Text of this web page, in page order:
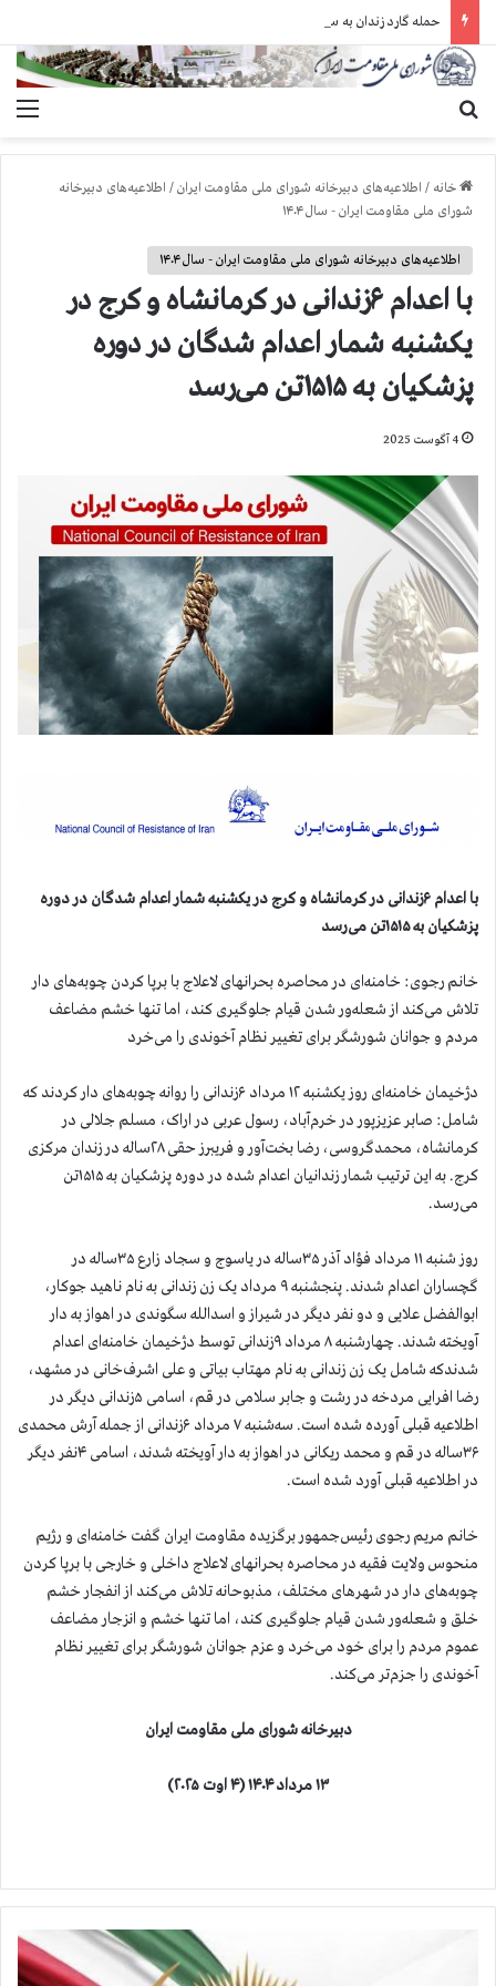
خانه / اطلاعیه‌های دبیرخانه شورای ملی مقاومت ایران/ اطلاعیه‌های دبیرخانه
شورای ملی مقاومت ایران - سال ۱۴۰۴
اطلاعیه‌های دبیرخانه شورای ملی مقاومت ایران - سال ۱۴۰۴
با اعدام ۶زندانی در کرمانشاه و کرج در
یکشنبه شمار اعدام شدگان در دوره
پزشکیان به ۱۵۱۵تن می‌رسد
4 آگوست 2025
با اعدام ۶زندانی در کرمانشاه و کرج در یکشنبه شمار اعدام شدگان در دوره
پزشکیان به ۱۵۱۵تن می‌رسد
خانم رجوی: خامنه‌ای در محاصره بحرانهای لاعلاج با برپا کردن چوبه‌های دار
تلاش می‌کند از شعله‌ور شدن قیام جلوگیری کند، اما تنها خشم مضاعف
مردم و جوانان شورشگر برای تغییر نظام آخوندی را می‌خرد
دژخیمان خامنه‌ای روز یکشنبه ۱۲ مرداد ۶زندانی را روانه چوبه‌های دار کردند که
شامل: صابر عزیزپور در خرم‌آباد، رسول عربی در اراک، مسلم جلالی در
کرمانشاه، محمدگروسی، رضا بخت‌آور و فریبرز حقی ۲۸ساله در زندان مرکزی
کرج. به این ترتیب شمار زندانیان اعدام شده در دوره پزشکیان به ۱۵۱۵تن
می‌رسد.
روز شنبه ۱۱ مرداد فؤاد آذر ۳۵ساله در یاسوج و سجاد زارع ۳۵ساله در
گچساران اعدام شدند. پنجشنبه ۹ مرداد یک زن زندانی به نام ناهید جوکار،
ابوالفضل علایی و دو نفر دیگر در شیراز و اسدالله سگوندی در اهواز به دار
آویخته شدند. چهارشنبه ۸ مرداد ۹زندانی توسط دژخیمان خامنه‌ای اعدام
شدندکه شامل یک زن زندانی به نام مهتاب بیاتی و علی اشرف‌خانی در مشهد،
رضا افرایی مردخه در رشت و جابر سلامی در قم، اسامی ۵زندانی دیگر در
اطلاعیه قبلی آورده شده است. سه‌شنبه ۷ مرداد ۶زندانی از جمله آرش محمدی
۳۶ساله در قم و محمد ریکانی در اهواز به دار آویخته شدند، اسامی ۴نفر دیگر
در اطلاعیه قبلی آورد شده است.
خانم مریم رجوی رئیس‌جمهور برگزیده مقاومت ایران گفت خامنه‌ای و رژیم
منحوس ولایت فقیه در محاصره بحرانهای لاعلاج داخلی و خارجی با برپا کردن
چوبه‌های دار در شهرهای مختلف، مذبوحانه تلاش می‌کند از انفجار خشم
خلق و شعله‌ور شدن قیام جلوگیری کند، اما تنها خشم و انزجار مضاعف
عموم مردم را برای خود می‌خرد و عزم جوانان شورشگر برای تغییر نظام
آخوندی را جزم‌تر می‌کند.
دبیرخانه شورای ملی مقاومت ایران
۱۳ مرداد ۱۴۰۴ (۴ اوت ۲۰۲۵)